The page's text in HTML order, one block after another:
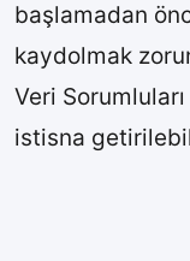
başlamadan
kaydolmak
Veri
istisna